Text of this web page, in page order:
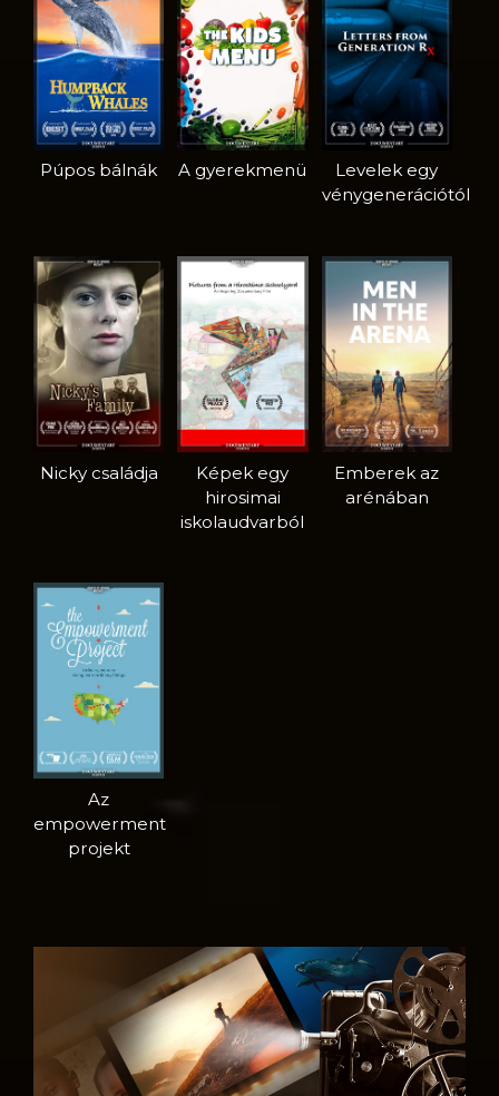
Púpos bálnák A gyerekmenü
Levelek egy
vénygenerációtól
Nicky családja
Képek egy
hirosimai
iskolaudvarból
Emberek az
arénában
Az
empowerment
projekt